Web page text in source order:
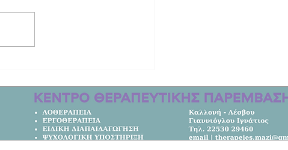
Είχαν μετακομίσει από την Αυστραλία στο